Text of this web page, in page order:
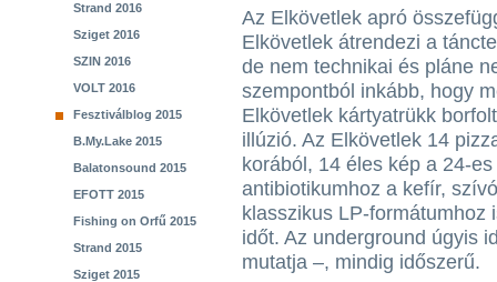
Strand 2016
Sziget 2016
SZIN 2016
VOLT 2016
Fesztiválblog 2015
B.My.Lake 2015
Balatonsound 2015
EFOTT 2015
Fishing on Orfű 2015
Strand 2015
Sziget 2015
Az Elkövetlek apró
Elkövetlek átrendezi a
de nem technikai és pláne
szempontból inkább, hogy
Elkövetlek kártyatrükk
illúzió. Az Elkövetlek 14
korából, 14 éles kép a 24-
antibiotikumhoz a kefír,
klasszikus LP-formátumhoz
időt. Az underground úgyis
mutatja –, mindig időszerű.